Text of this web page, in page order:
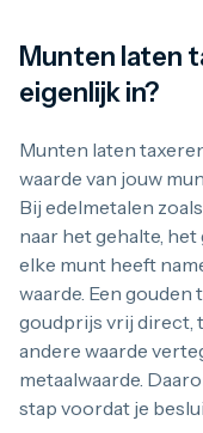
10 gram
20 gram
1 troy ounce
250 gram
500 gram
1 kilo
Zilveren munten
1/4 troy ounce
1 troy ounce
2 troy ounce
5 troy ounce
10 troy ounce
100 troy ounce
Munten laten
eigenlijk in?
Munten laten
waarde van jouw
Bij edelmetalen
naar het gehalte,
elke munt heeft
waarde. Een
goudprijs vrij direct,
andere waarde
metaalwaarde.
stap voordat je